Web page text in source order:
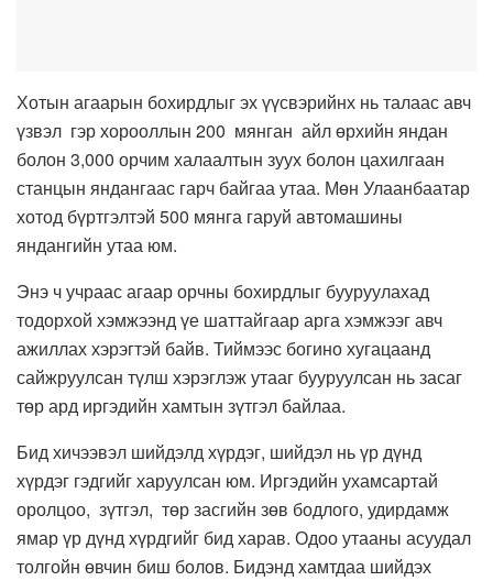
Хотын агаарын бохирдлыг эх үүсвэрийнх нь талаас авч
үзвэл гэр хорооллын 200 мянган айл өрхийн яндан
болон 3,000 орчим халаалтын зуух болон цахилгаан
станцын яндангаас гарч байгаа утаа. Мөн Улаанбаатар
хотод бүртгэлтэй 500 мянга гаруй автомашины
яндангийн утаа юм.
Энэ ч учраас агаар орчны бохирдлыг бууруулахад
тодорхой хэмжээнд үе шаттайгаар арга хэмжээг авч
ажиллах хэрэгтэй байв. Тиймээс богино хугацаанд
сайжруулсан түлш хэрэглэж утааг бууруулсан нь засаг
төр ард иргэдийн хамтын зүтгэл байлаа.
Бид хичээвэл шийдэлд хүрдэг, шийдэл нь үр дүнд
хүрдэг гэдгийг харуулсан юм. Иргэдийн ухамсартай
оролцоо, зүтгэл, төр засгийн зөв бодлого, удирдамж
ямар үр дүнд хүрдгийг бид харав. Одоо утааны асуудал
толгойн өвчин биш болов. Бидэнд хамтдаа шийдэх